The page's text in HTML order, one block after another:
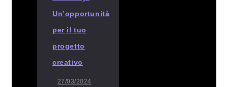
Un’opportunità
per il tuo
progetto
creativo
27/03/2024